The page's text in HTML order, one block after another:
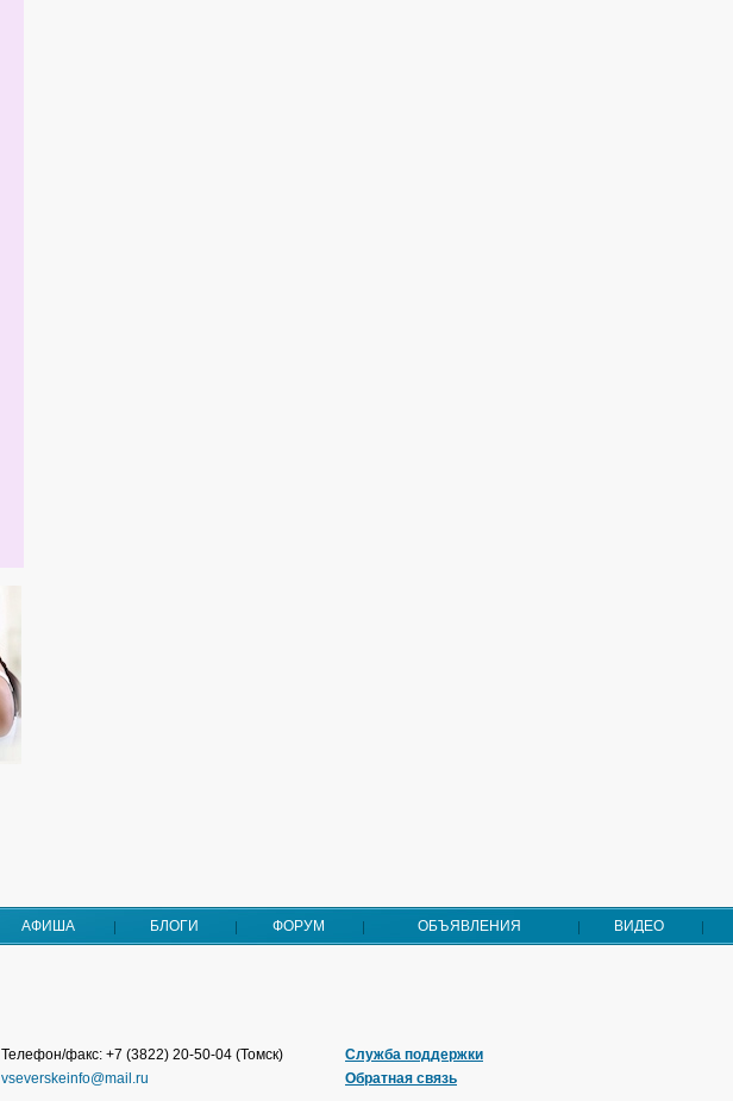
АФИША БЛОГИ ФОРУМ ОБЪЯВЛЕНИЯ ВИДЕО
Телефон/факс: +7 (3822) 20-50-04 (Томск)
vseverskeinfo@mail.ru
Служба поддержки
Обратная связь